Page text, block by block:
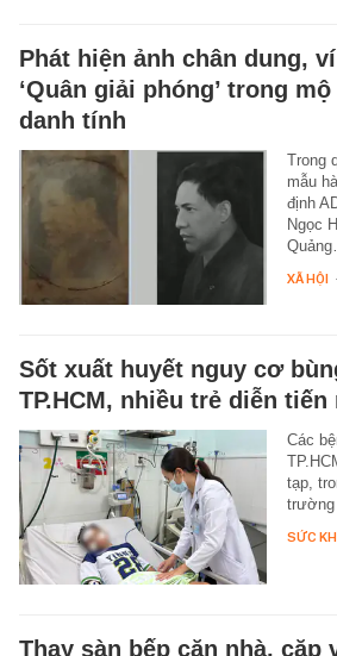
Phát hiện ảnh chân dung,
‘Quân giải phóng’ trong
danh tính
Trong
mẫu
định
Ngọc
XÃ HỘI
Sốt xuất huyết nguy cơ
TP.HCM, nhiều trẻ diễn tiến
Các
tạp,
trường
SỨC
Thay sàn bếp căn nhà, cặp